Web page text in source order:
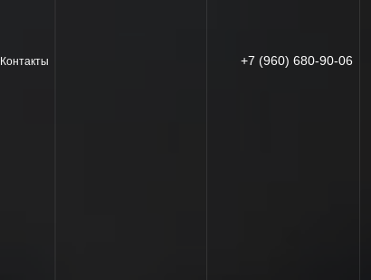
Контакты +7 (960) 680-90-06